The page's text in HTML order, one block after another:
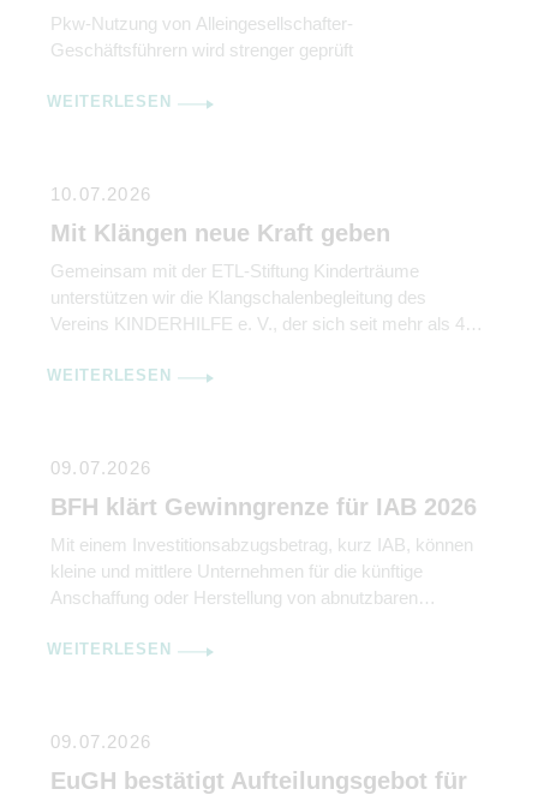
Pkw-Nutzung von Alleingesellschafter-
Geschäftsführern wird strenger geprüft
WEITERLESEN
10.07.2026
Mit Klängen neue Kraft geben
Gemeinsam mit der ETL-Stiftung Kinderträume
unterstützen wir die Klangschalenbegleitung des
Vereins KINDERHILFE e. V., der sich seit mehr als 40
Familien einsetzt.
WEITERLESEN
09.07.2026
BFH klärt Gewinngrenze für IAB 2026
Mit einem Investitionsabzugsbetrag, kurz IAB, können
kleine und mittlere Unternehmen für die künftige
Anschaffung oder Herstellung von abnutzbaren
bis zu 50 % der voraussichtlichen Anschaffungs- oder
Überschuss-Rechnung ermittelt wird. Gleichzeitig […]
WEITERLESEN
09.07.2026
EuGH bestätigt Aufteilungsgebot für